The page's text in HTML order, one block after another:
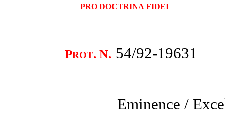
PRO DOCTRINA FIDEI
PROT. N. 54/92-19631
Eminence /